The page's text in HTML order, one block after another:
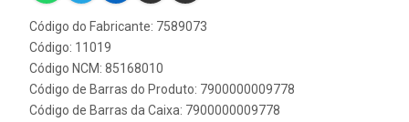
Código do Fabricante: 7589073
Código: 11019
Código NCM: 85168010
Código de Barras do Produto: 7900000009778
Código de Barras da Caixa: 7900000009778